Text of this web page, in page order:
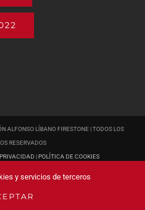
ALFONSO LÍBANO FIRESTONE | TODOS LOS
RESERVADOS
|POLÍTICA DE COOKIES
Facebook
y servicios de terceros